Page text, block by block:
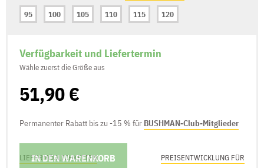
95
100 105 110 115 120
Verfügbarkeit und Liefertermin
Wähle zuerst die Größe aus
51,90 €
Permanenter Rabatt bis zu -15 % für BUSHMAN-Club-Mitglieder
IN DEN WARENKORB
LIEFERMÖGLICHKEITEN PREISENTWICKLUNG FÜR